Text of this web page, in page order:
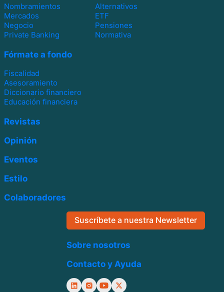
Nombramientos
Alternativos
Mercados
ETF
Negocio
Pensiones
Private Banking
Normativa
Fórmate a fondo
Fiscalidad
Asesoramiento
Diccionario financiero
Educación financiera
Revistas
Opinión
Eventos
Estilo
Colaboradores
Suscríbete a nuestra Newsletter
Sobre nosotros
Contacto y Ayuda